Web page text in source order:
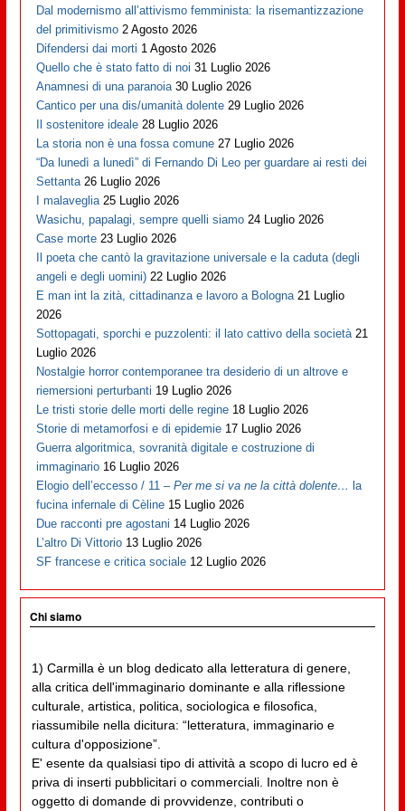
Dal modernismo all’attivismo femminista: la risemantizzazione
del primitivismo 2 Agosto 2026
Difendersi dai morti 1 Agosto 2026
Quello che è stato fatto di noi 31 Luglio 2026
Anamnesi di una paranoia 30 Luglio 2026
Cantico per una dis/umanità dolente 29 Luglio 2026
Il sostenitore ideale 28 Luglio 2026
La storia non è una fossa comune 27 Luglio 2026
“Da lunedì a lunedì” di Fernando Di Leo per guardare ai resti dei
Settanta 26 Luglio 2026
I malaveglia 25 Luglio 2026
Wasichu, papalagi, sempre quelli siamo 24 Luglio 2026
Case morte 23 Luglio 2026
Il poeta che cantò la gravitazione universale e la caduta (degli
angeli e degli uomini) 22 Luglio 2026
E man int la zità, cittadinanza e lavoro a Bologna 21 Luglio
2026
Sottopagati, sporchi e puzzolenti: il lato cattivo della società 21
Luglio 2026
Nostalgie horror contemporanee tra desiderio di un altrove e
riemersioni perturbanti 19 Luglio 2026
Le tristi storie delle morti delle regine 18 Luglio 2026
Storie di metamorfosi e di epidemie 17 Luglio 2026
Guerra algoritmica, sovranità digitale e costruzione di
immaginario 16 Luglio 2026
Elogio dell’eccesso / 11 –Per me si va ne la città dolente… la
fucina infernale di Cèline 15 Luglio 2026
Due racconti pre agostani 14 Luglio 2026
L’altro Di Vittorio 13 Luglio 2026
SF francese e critica sociale 12 Luglio 2026
Chi siamo
1) Carmilla è un blog dedicato alla letteratura di genere,
alla critica dell'immaginario dominante e alla riflessione
culturale, artistica, politica, sociologica e filosofica,
riassumibile nella dicitura: “letteratura, immaginario e
cultura d'opposizione”.
E' esente da qualsiasi tipo di attività a scopo di lucro ed è
priva di inserti pubblicitari o commerciali. Inoltre non è
oggetto di domande di provvidenze, contributi o